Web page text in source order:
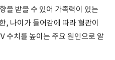
을 받을 수 있어 가족력이 있는
, 나이가 들어감에 따라 혈관이
수치를 높이는 주요 원인으로 알